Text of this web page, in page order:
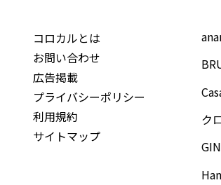
コロカルとは
お問い合わせ
広告掲載
プライバシーポリシー
利用規約
サイトマップ
ク